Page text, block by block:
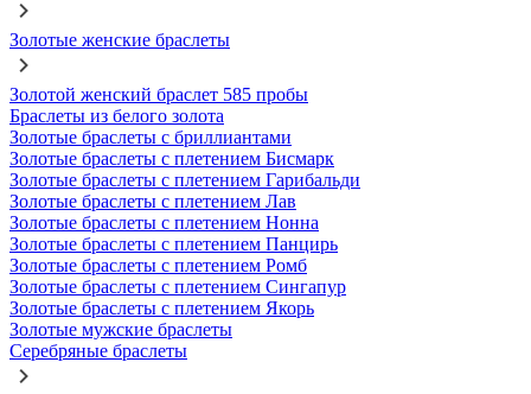
Золотые женские браслеты
Золотой женский браслет 585 пробы
Браслеты из белого золота
Золотые браслеты с бриллиантами
Золотые браслеты с плетением Бисмарк
Золотые браслеты с плетением Гарибальди
Золотые браслеты с плетением Лав
Золотые браслеты с плетением Нонна
Золотые браслеты с плетением Панцирь
Золотые браслеты с плетением Ромб
Золотые браслеты с плетением Сингапур
Золотые браслеты с плетением Якорь
Золотые мужские браслеты
Серебряные браслеты